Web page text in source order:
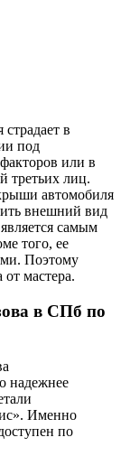
в
под
или в
третьих лиц.
автомобиля
внешний вид
самым
того, ее
Поэтому
от мастера.
в СПб по
надежнее
Именно
по